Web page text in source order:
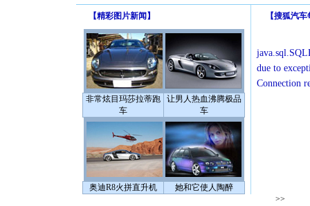
【精彩图片新闻 】
非常炫目玛莎拉蒂跑
车
让男人热血沸腾极品
车
奥迪R8火拼直升机 她和它使人陶醉
【搜狐汽车
due to
Connection
>>